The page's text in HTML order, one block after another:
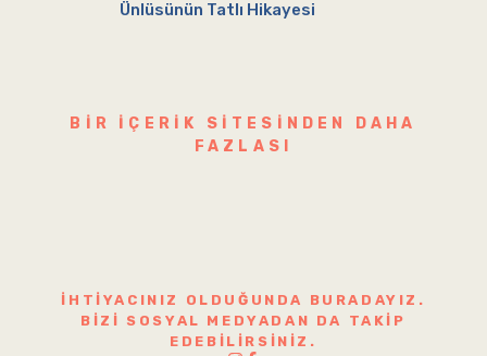
Ünlüsünün Tatlı Hikayesi
BIR IÇERIK SITESINDEN DAHA
FAZLASI
İHTIYACINIZ OLDUĞUNDA BURADAYIZ.
BIZI SOSYAL MEDYADAN DA TAKIP
EDEBILIRSINIZ.